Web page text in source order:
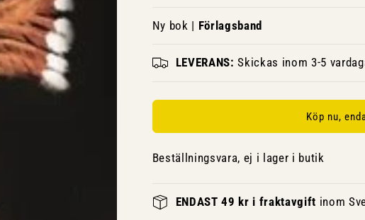
Ny bok | Förlagsband
LEVERANS: Skickas inom 3-5
Köp nu,
Beställningsvara, ej i lager i butik
ENDAST 49 kr i fraktavgift inom